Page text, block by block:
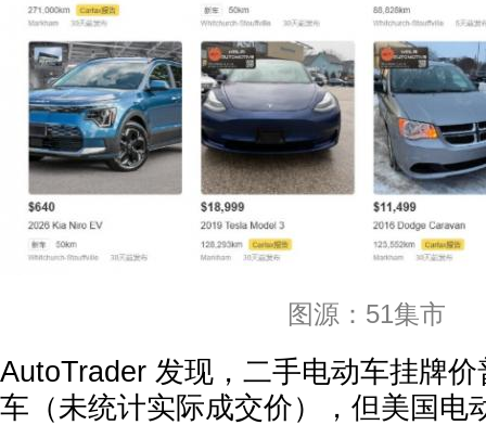
图源：51集市
AutoTrader 发现，二手电动车挂牌
车（未统计实际成交价），但美国电